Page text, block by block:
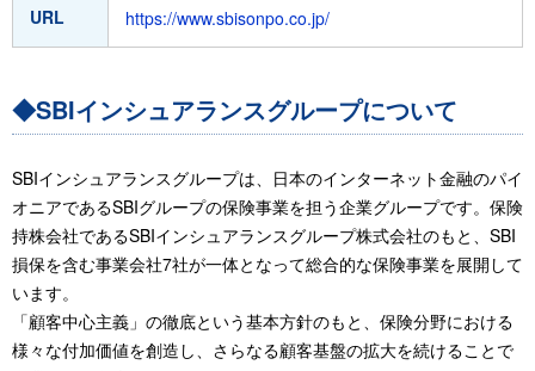
URL https://www.sbisonpo.co.jp/
◆SBIインシュアランスグループについて
SBIインシュアランスグループは、日本のインターネット金融のパイ
オニアであるSBIグループの保険事業を担う企業グループです。保険
持株会社であるSBIインシュアランスグループ株式会社のもと、SBI
損保を含む事業会社7社が一体となって総合的な保険事業を展開して
います。
「顧客中心主義」の徹底という基本方針のもと、保険分野における
様々な付加価値を創造し、さらなる顧客基盤の拡大を続けることで